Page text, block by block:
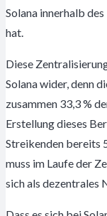
Solana innerhalb
hat.
Diese
Solana wider, denn
zusammen 33,3 %
Erstellung dieses
Streikenden bereits
muss im Laufe der
sich als dezentrales